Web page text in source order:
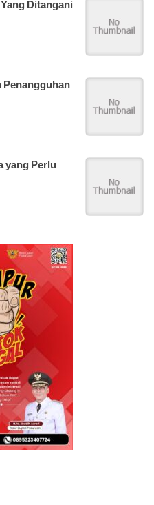
Ditangani
Penangguhan
yang Perlu